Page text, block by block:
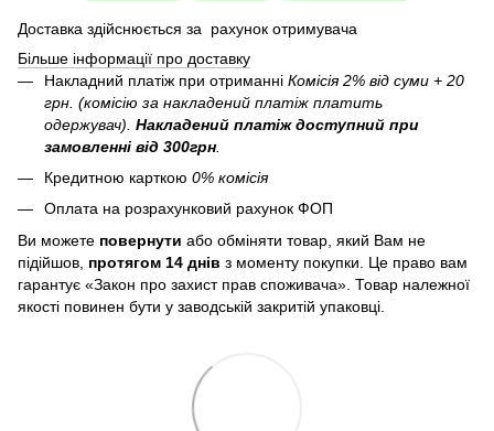
Доставка здійснюється за рахунок отримувача
Більше інформації про доставку
Накладний платіж при отриманні Комісія 2% від суми + 20
грн. (комісію за накладений платіж платить
одержувач). Накладений платіж доступний при
замовленні від 300грн
Кредитною карткою 0% комісія
Оплата на розрахунковий рахунок ФОП
Ви можете повернути або обміняти товар, який Вам не
підійшов, протягом 14 днів з моменту покупки. Це право вам
гарантує «Закон про захист прав споживача». Товар належної
якості повинен бути у заводській закритій упаковці.